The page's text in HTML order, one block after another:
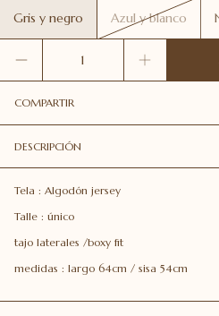
Gris y negro Azul y blanco
COMPARTIR
DESCRIPCIÓN
Tela : Algodón jersey
Talle : único
tajo laterales /boxy fit
medidas : largo 64cm / sisa 54cm